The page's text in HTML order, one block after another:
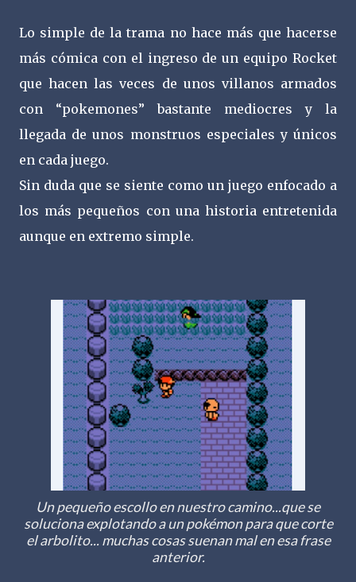
Lo simple de la trama no hace más que hacerse
más cómica con el ingreso de un equipo Rocket
que hacen las veces de unos villanos armados
con “pokemones” bastante mediocres y la
llegada de unos monstruos especiales y únicos
en cada juego.
Sin duda que se siente como un juego enfocado a
los más pequeños con una historia entretenida
aunque en extremo simple.
Un pequeño escollo en nuestro camino...que se
soluciona explotando a un pokémon para que corte
el arbolito... muchas cosas suenan mal en esa frase
anterior.